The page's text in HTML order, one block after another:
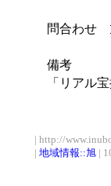
問合わせ
備考
「リアル宝
| http://
| 地域情報::旭 |